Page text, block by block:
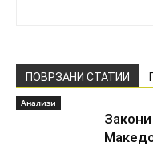
ПОВРЗАНИ СТАТИИ
Анализи